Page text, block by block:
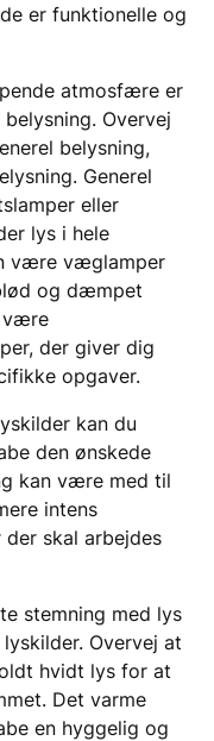
er funktionelle og
atmosfære er
Overvej
belysning,
Generel
eller
lys i hele
være væglamper
og dæmpet
være
der giver dig
opgaver.
kan du
den ønskede
kan være med til
intens
skal arbejdes
stemning med lys
Overvej at
hvidt lys for at
Det varme
en hyggelig og